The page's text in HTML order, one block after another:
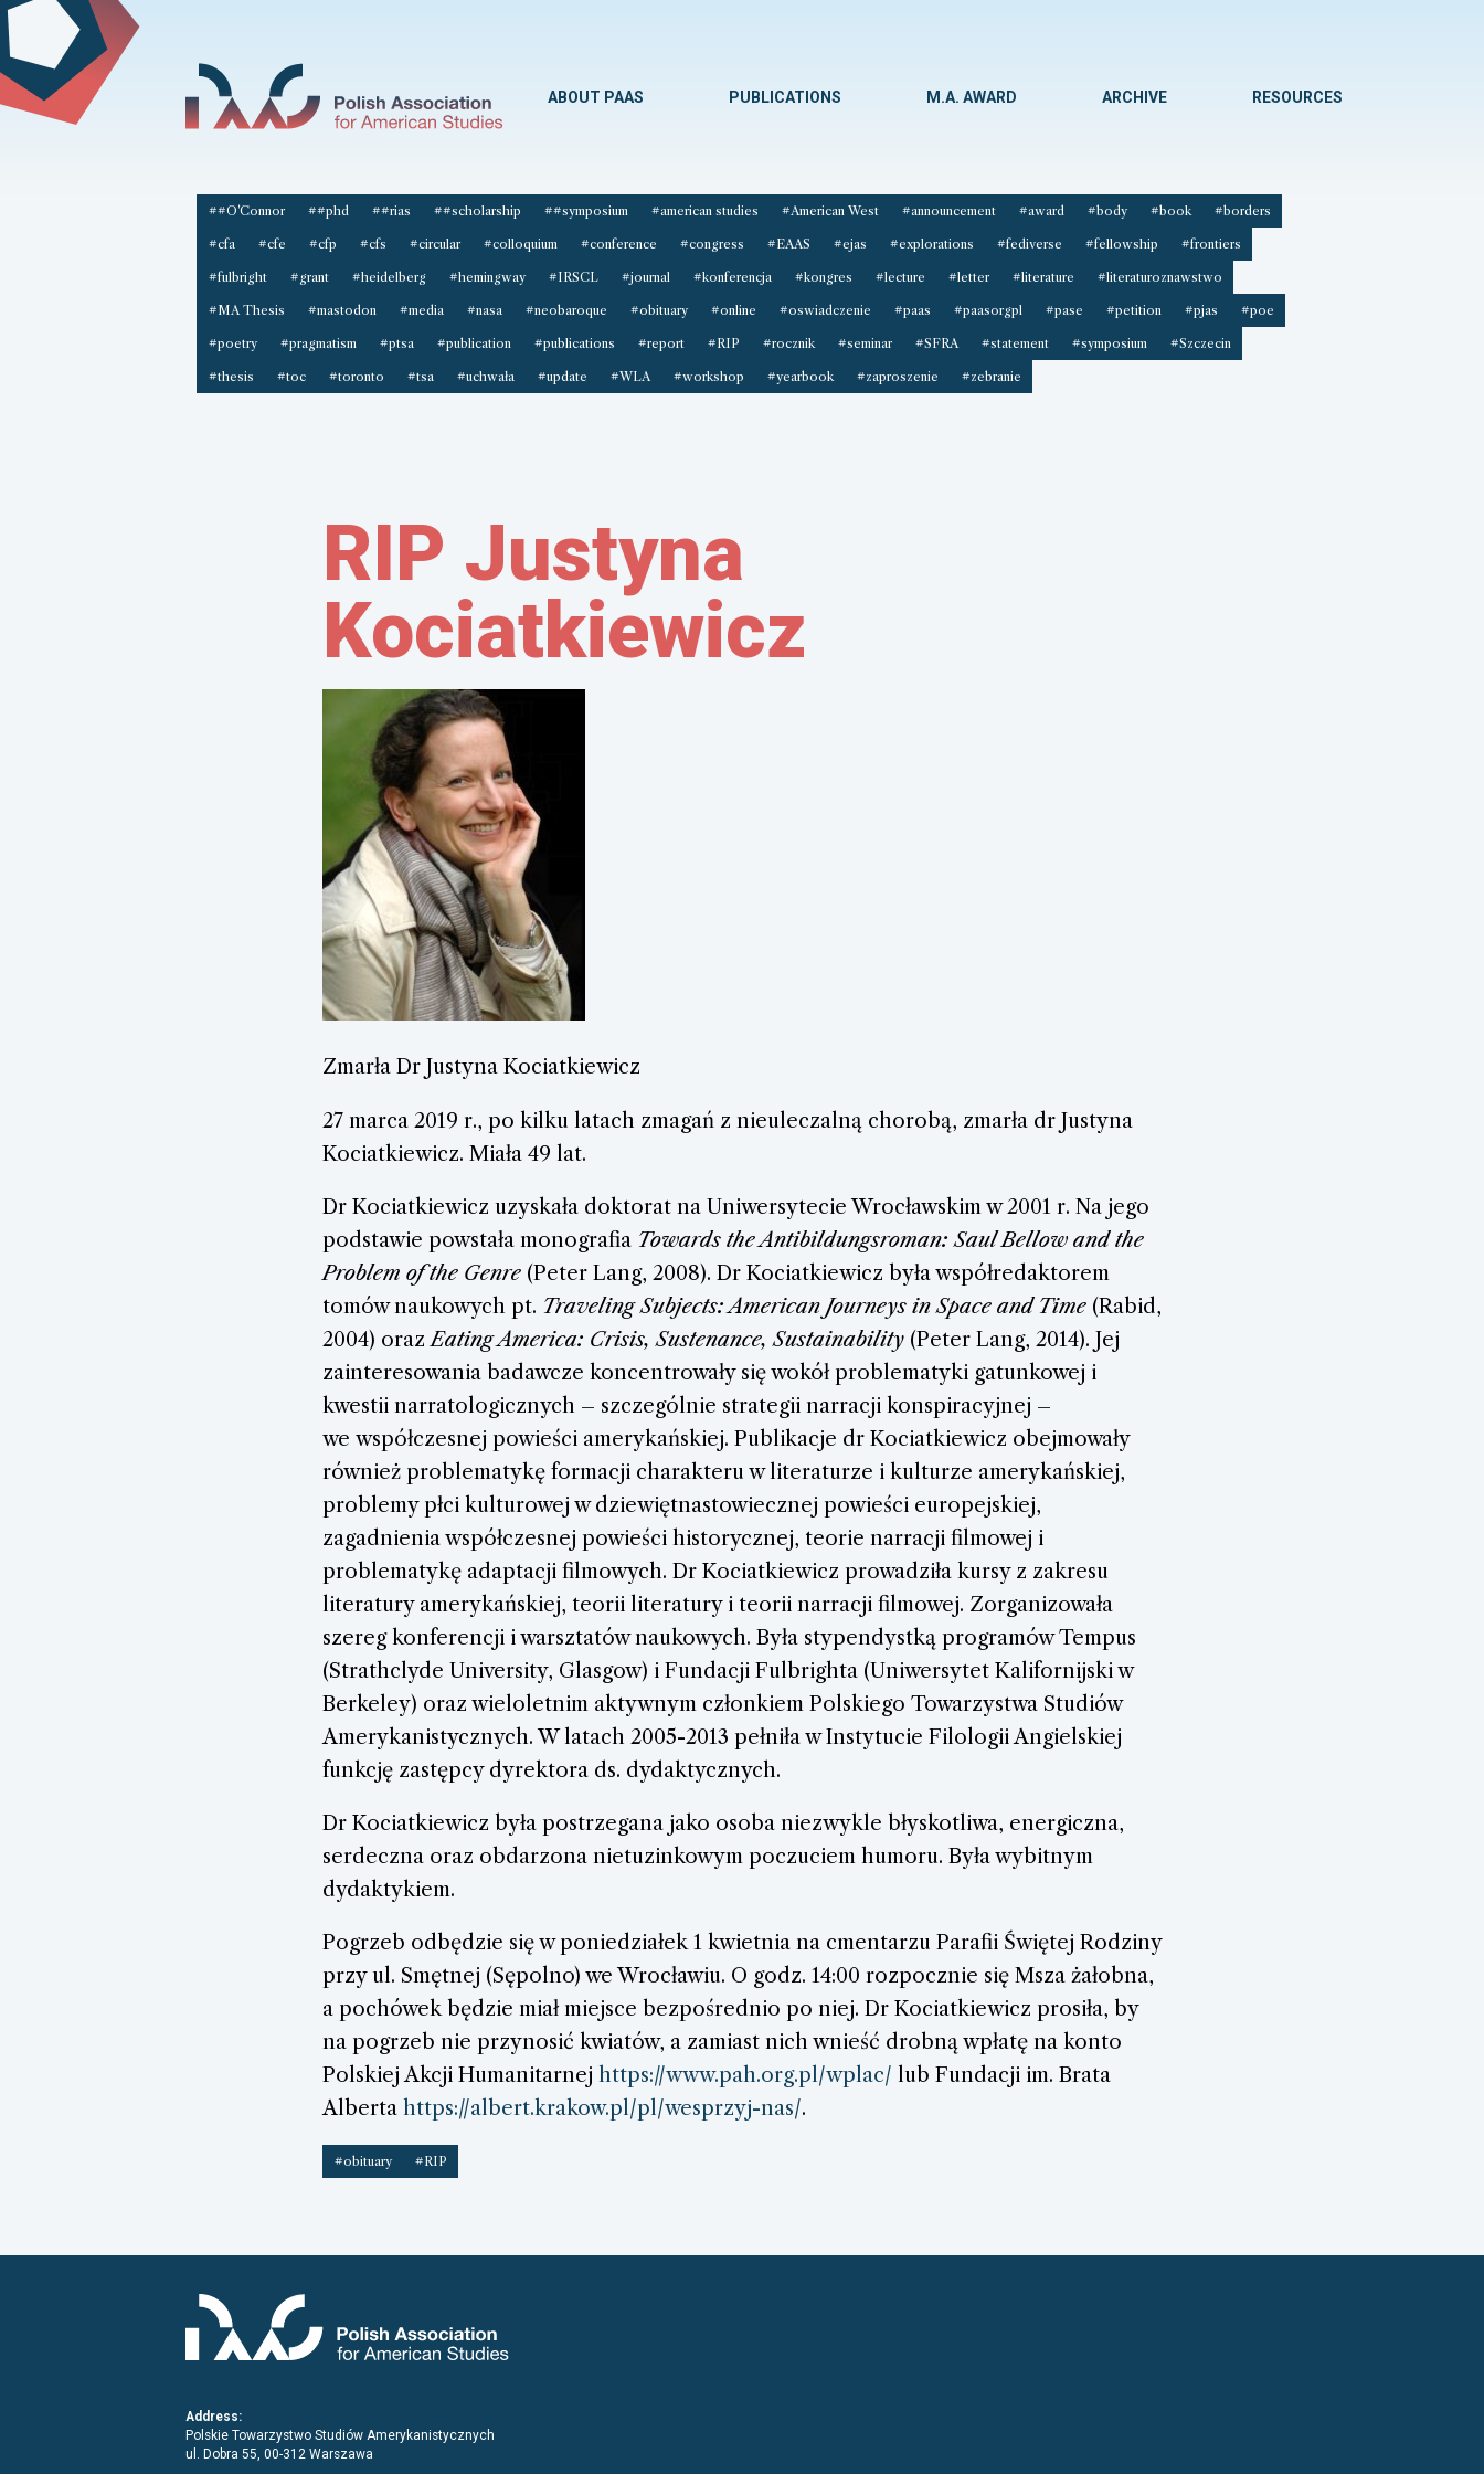
ABOUT PAAS PUBLICATIONS M.A. AWARD ARCHIVE RESOURCES
##O'Connor ##phd ##rias ##scholarship ##symposium #american studies #American West #announcement #award #body #book #borders
#cfa #cfe #cfp #cfs #circular #colloquium #conference #congress #EAAS #ejas #explorations #fediverse #fellowship #frontiers
#fulbright #grant #heidelberg #hemingway #IRSCL #journal #konferencja #kongres #lecture #letter #literature #literaturoznawstwo
#MA Thesis #mastodon #media #nasa #neobaroque #obituary #online #oswiadczenie #paas #paasorgpl #pase #petition #pjas #poe
#poetry #pragmatism #ptsa #publication #publications #report #RIP #rocznik #seminar #SFRA #statement #symposium #Szczecin
#thesis #toc #toronto #tsa #uchwała #update #WLA #workshop #yearbook #zaproszenie #zebranie
RIP Justyna
Kociatkiewicz
Zmarła Dr Justyna Kociatkiewicz
27 marca 2019 r., po kilku latach zmagań z nieuleczalną chorobą, zmarła dr Justyna
Kociatkiewicz. Miała 49 lat.
Dr Kociatkiewicz uzyskała doktorat na Uniwersytecie Wrocławskim w 2001 r. Na jego
podstawie powstała monografia Towards the Antibildungsroman: Saul Bellow and the
Problem of the Genre (Peter Lang, 2008). Dr Kociatkiewicz była współredaktorem
tomów naukowych pt. Traveling Subjects: American Journeys in Space and Time (Rabid,
2004) orazEating America: Crisis, Sustenance, Sustainability (Peter Lang, 2014). Jej
zainteresowania badawcze koncentrowały się wokół problematyki gatunkowej i
kwestii narratologicznych – szczególnie strategii narracji konspiracyjnej –
we współczesnej powieści amerykańskiej. Publikacje dr Kociatkiewicz obejmowały
również problematykę formacji charakteru w literaturze i kulturze amerykańskiej,
problemy płci kulturowej w dziewiętnastowiecznej powieści europejskiej,
zagadnienia współczesnej powieści historycznej, teorie narracji filmowej i
problematykę adaptacji filmowych. Dr Kociatkiewicz prowadziła kursy z zakresu
literatury amerykańskiej, teorii literatury i teorii narracji filmowej. Zorganizowała
szereg konferencji i warsztatów naukowych. Była stypendystką programów Tempus
(Strathclyde University, Glasgow) i Fundacji Fulbrighta (Uniwersytet Kalifornijski w
Berkeley) oraz wieloletnim aktywnym członkiem Polskiego Towarzystwa Studiów
Amerykanistycznych. W latach 2005-2013 pełniła w Instytucie Filologii Angielskiej
funkcję zastępcy dyrektora ds. dydaktycznych.
Dr Kociatkiewicz była postrzegana jako osoba niezwykle błyskotliwa, energiczna,
serdeczna oraz obdarzona nietuzinkowym poczuciem humoru. Była wybitnym
dydaktykiem.
Pogrzeb odbędzie się w poniedziałek 1 kwietnia na cmentarzu Parafii Świętej Rodziny
przy ul. Smętnej (Sępolno) we Wrocławiu. O godz. 14:00 rozpocznie się Msza żałobna,
a pochówek będzie miał miejsce bezpośrednio po niej. Dr Kociatkiewicz prosiła, by
na pogrzeb nie przynosić kwiatów, a zamiast nich wnieść drobną wpłatę na konto
Polskiej Akcji Humanitarnej https://www.pah.org.pl/wplac/ lub Fundacji im. Brata
Alberta https://albert.krakow.pl/pl/wesprzyj-nas/.
#obituary #RIP
Address:
Polskie Towarzystwo Studiów Amerykanistycznych
ul. Dobra 55, 00-312 Warszawa